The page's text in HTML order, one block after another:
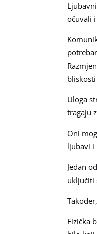
očuvali
Uloga
tragaju
Oni
ljubavi i
Jedan
uključiti
Fizička